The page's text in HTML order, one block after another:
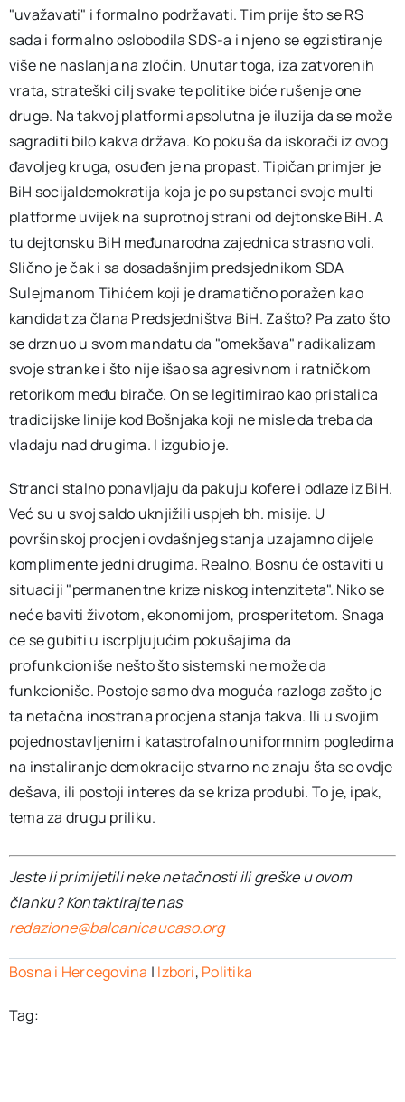
"uvažavati" i formalno podržavati. Tim prije što se RS
sada i formalno oslobodila SDS-a i njeno se egzistiranje
više ne naslanja na zločin. Unutar toga, iza zatvorenih
vrata, strateški cilj svake te politike biće rušenje one
druge. Na takvoj platformi apsolutna je iluzija da se može
sagraditi bilo kakva država. Ko pokuša da iskorači iz ovog
đavoljeg kruga, osuđen je na propast. Tipičan primjer je
BiH socijaldemokratija koja je po supstanci svoje multi
platforme uvijek na suprotnoj strani od dejtonske BiH. A
tu dejtonsku BiH međunarodna zajednica strasno voli.
Slično je čak i sa dosadašnjim predsjednikom SDA
Sulejmanom Tihićem koji je dramatično poražen kao
kandidat za člana Predsjedništva BiH. Zašto? Pa zato što
se drznuo u svom mandatu da "omekšava" radikalizam
svoje stranke i što nije išao sa agresivnom i ratničkom
retorikom među birače. On se legitimirao kao pristalica
tradicijske linije kod Bošnjaka koji ne misle da treba da
vladaju nad drugima. I izgubio je.
Stranci stalno ponavljaju da pakuju kofere i odlaze iz BiH.
Već su u svoj saldo uknjižili uspjeh bh. misije. U
površinskoj procjeni ovdašnjeg stanja uzajamno dijele
komplimente jedni drugima. Realno, Bosnu će ostaviti u
situaciji "permanentne krize niskog intenziteta". Niko se
neće baviti životom, ekonomijom, prosperitetom. Snaga
će se gubiti u iscrpljujućim pokušajima da
profunkcioniše nešto što sistemski ne može da
funkcioniše. Postoje samo dva moguća razloga zašto je
ta netačna inostrana procjena stanja takva. Ili u svojim
pojednostavljenim i katastrofalno uniformnim pogledima
na instaliranje demokracije stvarno ne znaju šta se ovdje
dešava, ili postoji interes da se kriza produbi. To je, ipak,
tema za drugu priliku.
Jeste li primijetili neke netačnosti ili greške u ovom
članku? Kontaktirajte nas
redazione@balcanicaucaso.org
Bosna i Hercegovina | Izbori, Politika
Tag: